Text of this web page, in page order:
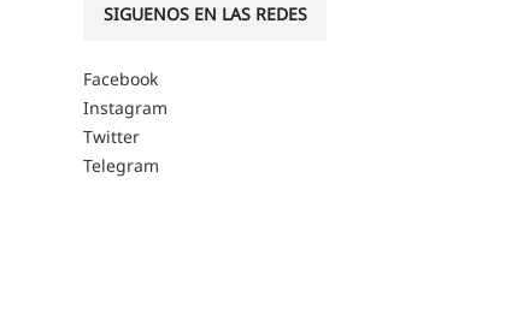
SIGUENOS EN LAS REDES
Facebook
Instagram
Twitter
Telegram